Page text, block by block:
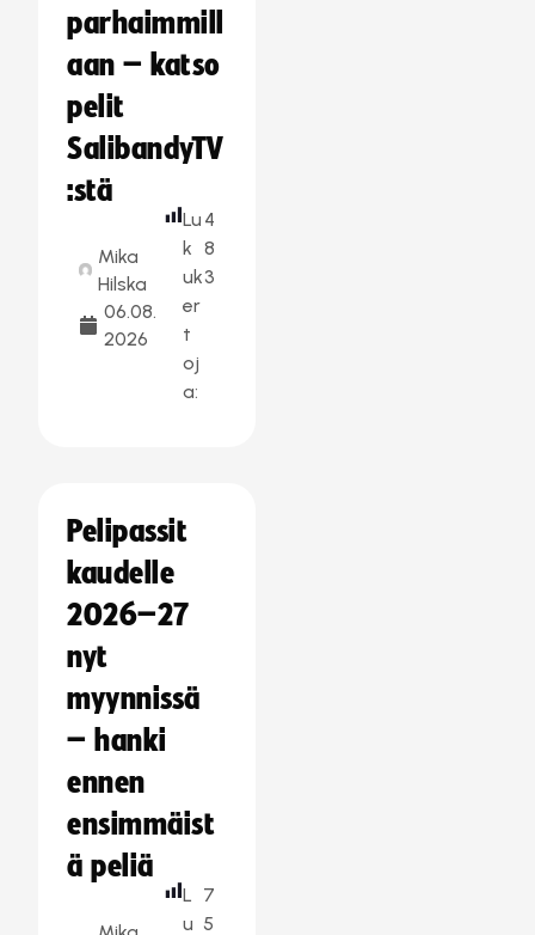
parhaimmill
aan – katso
pelit
SalibandyTV
:stä
Mika
Hilska
06.08.
2026
Lu
k
uk
er
t
oj
a:
4
8
3
Pelipassit
kaudelle
2026–27
nyt
myynnissä
– hanki
ennen
ensimmäist
ä peliä
L
u
7
5